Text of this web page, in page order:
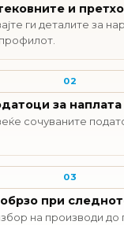
и
ги деталите за
02
за
сочуваните
03
при
на производи до